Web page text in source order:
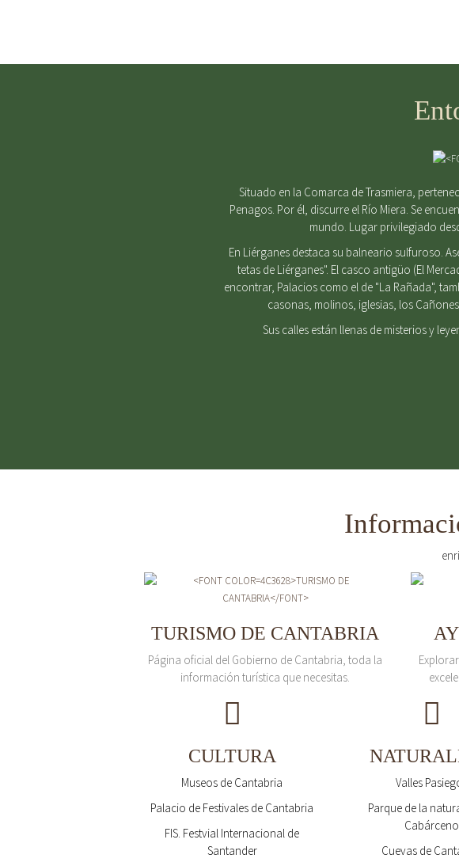
Situado en la Comarca de Trasmiera,
Penagos. Por él, discurre el Río Miera. Se
mundo. Lugar privilegiado
En Liérganes destaca su balneario sulfuroso.
tetas de Liérganes". El casco antigüo (El
encontrar, Palacios como el de "La Rañada",
casonas, molinos, iglesias, los
Sus calles están llenas de misterios y
TURISMO DE CANTABRIA
Página oficial del Gobierno de Cantabria, toda la
información turística que necesitas.
CULTURA
Museos de Cantabria
Palacio de Festivales de Cantabria
FIS. Festvial Internacional de
Santander
Valles
Parque de la
Cabárceno
Cuevas de